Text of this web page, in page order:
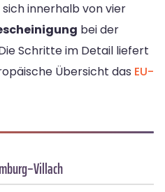
innerhalb von vier
bei der
Schritte im Detail liefert
Übersicht das EU-